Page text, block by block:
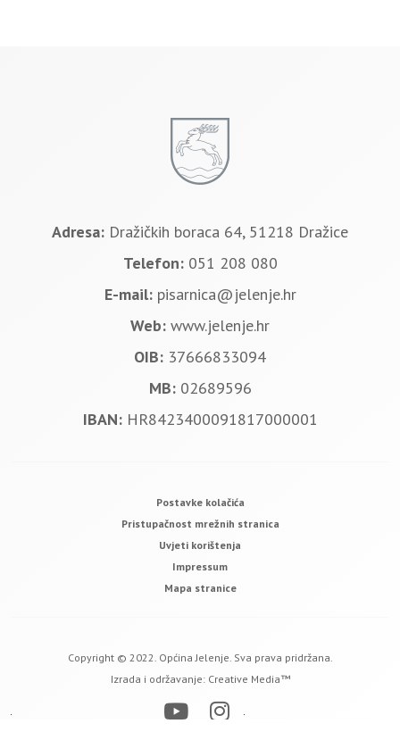
Adresa: Dražičkih boraca 64, 51218 Dražice
Telefon: 051 208 080
E-mail: pisarnica@jelenje.hr
Web: www.jelenje.hr
OIB: 37666833094
MB: 02689596
IBAN: HR8423400091817000001
Postavke kolačića
Pristupačnost mrežnih stranica
Uvjeti korištenja
Impressum
Mapa stranice
Copyright © 2022. Općina Jelenje. Sva prava pridržana.
Izrada i održavanje: Creative Media™